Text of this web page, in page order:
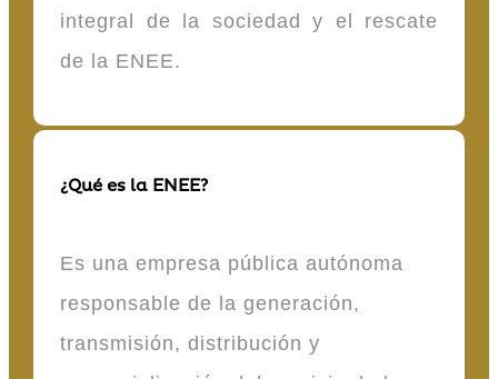
integral de la sociedad y el rescate
de la ENEE.
¿Qué es la ENEE?
Es una empresa pública autónoma
responsable de la generación,
transmisión, distribución y